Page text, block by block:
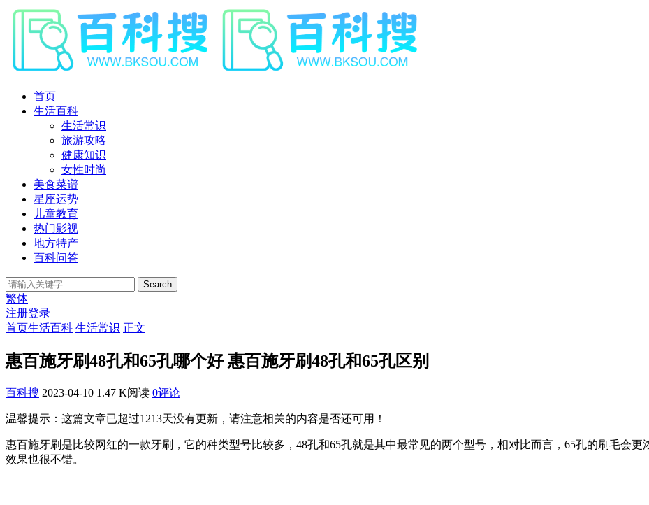
首页
生活百科
生活常识
旅游攻略
健康知识
女性时尚
美食菜谱
星座运势
儿童教育
热门影视
地方特产
百科问答
Search
繁体
注册登录
首页生活百科 生活常识 正文
惠百施牙刷48孔和65孔哪个好 惠百施牙刷48孔和65孔区别
百科搜 2023-04-10 1.47 K阅读 0评论
温馨提示：这篇文章已超过1213天没有更新，请注意相关的内容是否还可用！
惠百施牙刷是比较网红的一款牙刷，它的种类型号比较多，48孔和65孔就是其中最常见的两个型号，相对比而言，65孔的刷毛会
效果也很不错。